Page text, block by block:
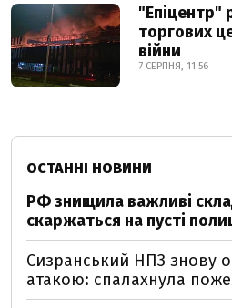
"Епіцентр"
торгових
війни
7 СЕРПНЯ, 11:56
ОСТАННІ НОВИНИ
РФ знищила важливі
скаржаться на пусті
Сизранський НПЗ знову
атакою: спалахнула